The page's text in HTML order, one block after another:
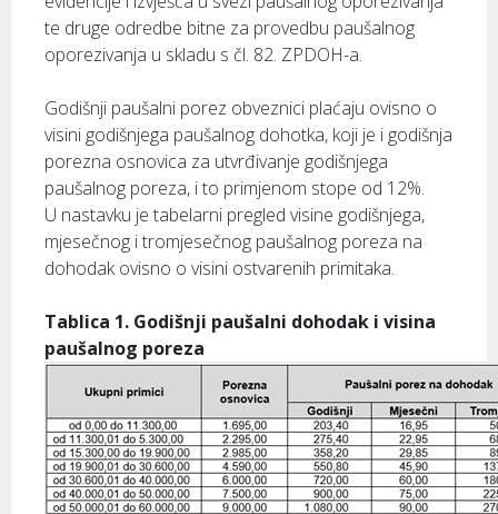
te druge odredbe bitne za provedbu paušalnog
oporezivanja u skladu s čl. 82. ZPDOH-a.
Godišnji paušalni porez obveznici plaćaju ovisno o
visini godišnjega paušalnog dohotka, koji je i godišnja
porezna osnovica za utvrđivanje godišnjega
paušalnog poreza, i to primjenom stope od 12%.
U nastavku je tabelarni pregled visine godišnjega,
mjesečnog i tromjesečnog paušalnog poreza na
dohodak ovisno o visini ostvarenih primitaka.
Tablica 1. Godišnji paušalni dohodak i visina
paušalnog poreza